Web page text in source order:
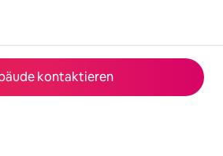
kontaktieren